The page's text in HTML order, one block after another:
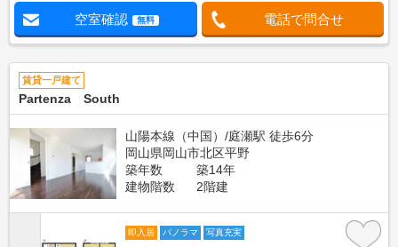
空室確認 無料 電話で問合せ
賃貸一戸建て
Partenza South
山陽本線（中国）/庭瀬駅 徒歩6分
岡山県岡山市北区平野
築年数
築14年
建物階数
2階建
即入居 パノラマ 写真充実